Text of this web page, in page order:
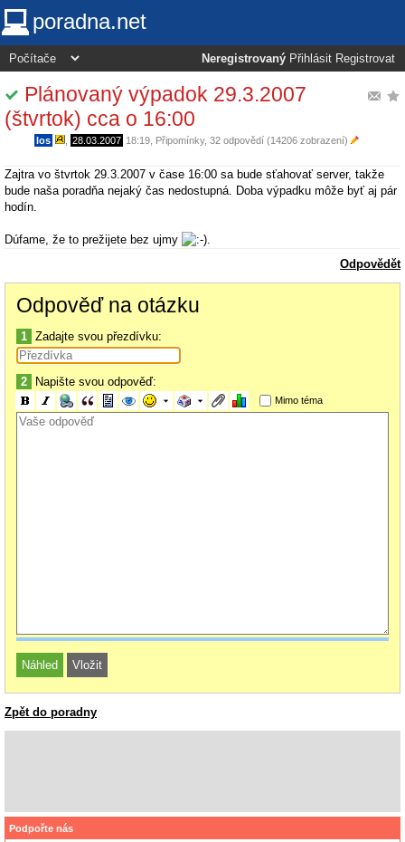
poradna.net
Neregistrovaný Přihlásit Registrovat
Plánovaný výpadok 29.3.2007
(štvrtok) cca o 16:00
los 28.03.2007 18:19 Připomínky, 32 odpovědí (14206 zobrazení)
Zajtra vo štvrtok 29.3.2007 v čase 16:00 sa bude sťahovať server, takže
bude naša poradňa nejaký čas nedostupná. Doba výpadku môže byť aj pár
hodín.
Dúfame, že to prežijete bez ujmy
.
Odpovědět
Odpověď na otázku
1 Zadajte svou přezdívku:
2 Napište svou odpověď:
Mimo téma
Zpět do poradny
Podpořte nás